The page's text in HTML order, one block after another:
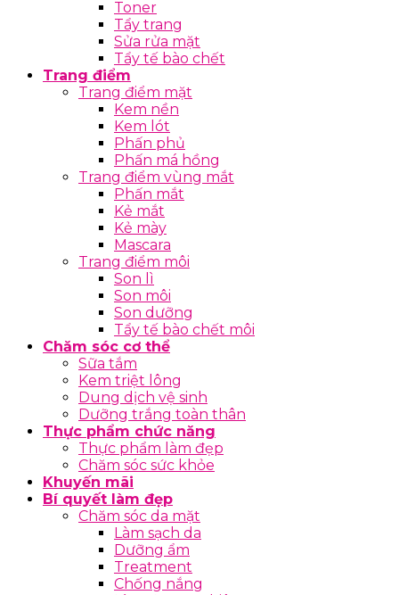
Toner
Tẩy trang
Sửa rửa mặt
Tẩy tế bào chết
Trang điểm
Trang điểm mặt
Kem nền
Kem lót
Phấn phủ
Phấn má hồng
Trang điểm vùng mắt
Phấn mắt
Kẻ mắt
Kẻ mày
Mascara
Trang điểm môi
Son lì
Son môi
Son dưỡng
Tẩy tế bào chết môi
Chăm sóc cơ thể
Sữa tắm
Kem triệt lông
Dung dịch vệ sinh
Dưỡng trắng toàn thân
Thực phẩm chức năng
Thực phẩm làm đẹp
Chăm sóc sức khỏe
Khuyến mãi
Bí quyết làm đẹp
Chăm sóc da mặt
Làm sạch da
Dưỡng ẩm
Treatment
Chống nắng